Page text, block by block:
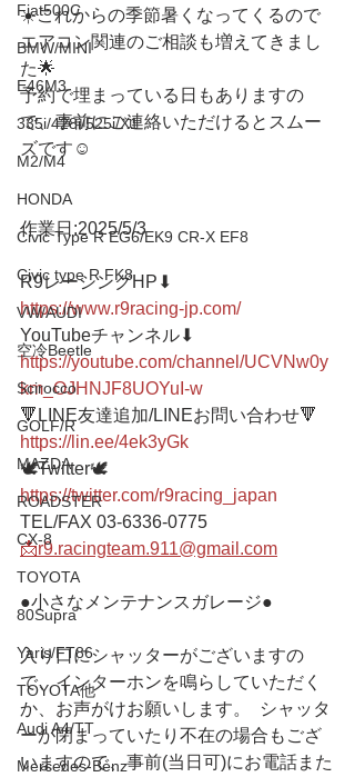
Fiat500C
BMW/MINI
E46M3
335i/428i/525i/X1
M2/M4
HONDA
Civic Type R EG6/EK9 CR-X EF8
Civic type R FK8
VW/AUDI
空冷Beetle
Scirocco
GOLF/R
MAZDA
ROADSTER
CX-8
TOYOTA
80Supra
Yaris/FT86
TOYOTA他
Audi A4/TT
Mercedes-Benz
☀️これからの季節暑くなってくるので
エアコン関連のご相談も増えてきまし
た🌟
予約で埋まっている日もありますの
で、事前にご連絡いただけるとスムー
ズです☺️
作業日:2025/5/3
R9レーシングHP⬇︎
https://www.r9racing-jp.com/
YouTubeチャンネル⬇︎
https://youtube.com/channel/UCVNw0y
km_OJHNJF8UOYuI-w
🔻LINE友達追加/LINEお問い合わせ🔻
https://lin.ee/4ek3yGk
🕊Twitter🕊
https://twitter.com/r9racing_japan
TEL/FAX 03-6336-0775
📩r9.racingteam.911@gmail.com
●小さなメンテナンスガレージ●
入り口にシャッターがございますの
で、インターホンを鳴らしていただく
か、お声がけお願いします。  シャッタ
ーが閉まっていたり不在の場合もござ
いますので、事前(当日可)にお電話また